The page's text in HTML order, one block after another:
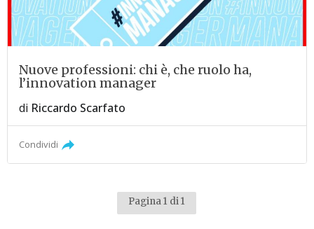
Nuove professioni: chi è, che ruolo ha,
l’innovation manager
di Riccardo Scarfato
Condividi
Pagina 1 di 1